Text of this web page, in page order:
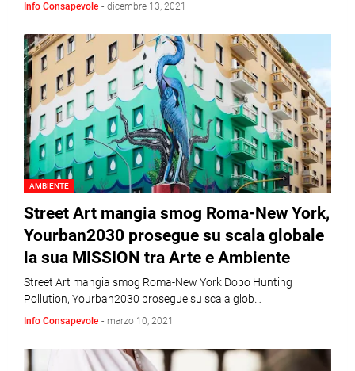
Info Consapevole - dicembre 13, 2021
AMBIENTE
Street Art mangia smog Roma-New York,
Yourban2030 prosegue su scala globale
la sua MISSION tra Arte e Ambiente
Street Art mangia smog Roma-New York Dopo Hunting
Pollution, Yourban2030 prosegue su scala glob…
Info Consapevole - marzo 10, 2021